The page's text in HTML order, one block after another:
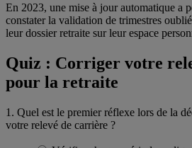
En 2023, une mise à jour automatique a
constater la validation de trimestres
leur dossier retraite sur leur espace
Quiz : Corriger votre
pour la retraite
1. Quel est le premier réflexe lors de la
votre relevé de carrière ?